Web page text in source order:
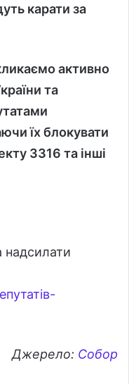
карати за
активно
та
їх блокувати
3316 та інші
надсилати
Джерело: Собор